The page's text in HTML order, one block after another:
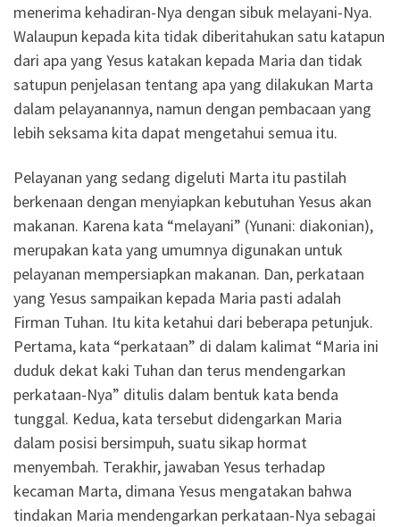
menerima kehadiran-Nya dengan sibuk melayani-Nya.
Walaupun kepada kita tidak diberitahukan satu katapun
dari apa yang Yesus katakan kepada Maria dan tidak
satupun penjelasan tentang apa yang dilakukan Marta
dalam pelayanannya, namun dengan pembacaan yang
lebih seksama kita dapat mengetahui semua itu.
Pelayanan yang sedang digeluti Marta itu pastilah
berkenaan dengan menyiapkan kebutuhan Yesus akan
makanan. Karena kata “melayani” (Yunani: diakonian),
merupakan kata yang umumnya digunakan untuk
pelayanan mempersiapkan makanan. Dan, perkataan
yang Yesus sampaikan kepada Maria pasti adalah
Firman Tuhan. Itu kita ketahui dari beberapa petunjuk.
Pertama, kata “perkataan” di dalam kalimat “Maria ini
duduk dekat kaki Tuhan dan terus mendengarkan
perkataan-Nya” ditulis dalam bentuk kata benda
tunggal. Kedua, kata tersebut didengarkan Maria
dalam posisi bersimpuh, suatu sikap hormat
menyembah. Terakhir, jawaban Yesus terhadap
kecaman Marta, dimana Yesus mengatakan bahwa
tindakan Maria mendengarkan perkataan-Nya sebagai